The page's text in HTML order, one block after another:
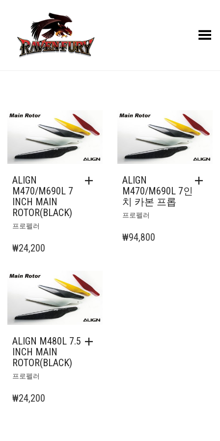
Toggle Menu
ALIGN
M470/M690L 7
INCH MAIN
ROTOR(BLACK)
프로펠러
₩24,200
ALIGN
M470/M690L 7인
치 카본 프롭
프로펠러
₩94,800
ALIGN M480L 7.5
INCH MAIN
ROTOR(BLACK)
프로펠러
₩24,200